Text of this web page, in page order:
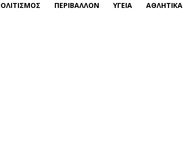
ΠΕΡΙΒΑΛΛΟΝ ΥΓΕΙΑ ΑΘΛΗΤΙΚΑ